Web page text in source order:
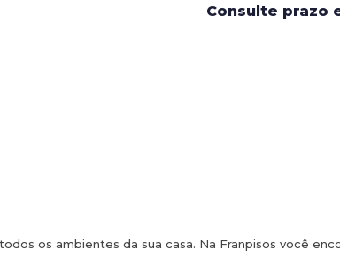
Consulte prazo
os ambientes da sua casa. Na Franpisos você